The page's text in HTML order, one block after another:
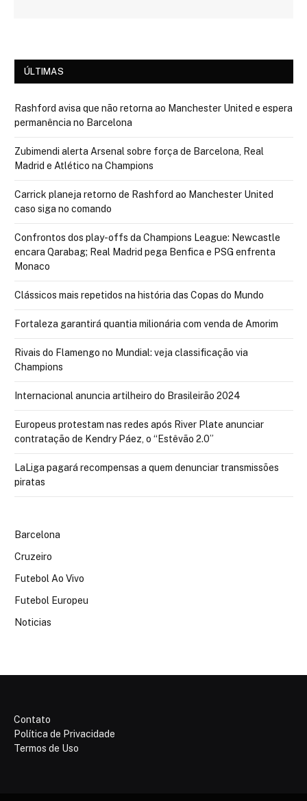
ÚLTIMAS
Rashford avisa que não retorna ao Manchester United e espera
permanência no Barcelona
Zubimendi alerta Arsenal sobre força de Barcelona, Real
Madrid e Atlético na Champions
Carrick planeja retorno de Rashford ao Manchester United
caso siga no comando
Confrontos dos play-offs da Champions League: Newcastle
encara Qarabag; Real Madrid pega Benfica e PSG enfrenta
Monaco
Clássicos mais repetidos na história das Copas do Mundo
Fortaleza garantirá quantia milionária com venda de Amorim
Rivais do Flamengo no Mundial: veja classificação via
Champions
Internacional anuncia artilheiro do Brasileirão 2024
Europeus protestam nas redes após River Plate anunciar
contratação de Kendry Páez, o “Estêvão 2.0”
LaLiga pagará recompensas a quem denunciar transmissões
piratas
Barcelona
Cruzeiro
Futebol Ao Vivo
Futebol Europeu
Noticias
Contato
Política de Privacidade
Termos de Uso